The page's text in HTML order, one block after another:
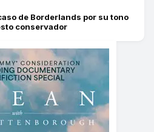
de Borderlands por su tono
conservador